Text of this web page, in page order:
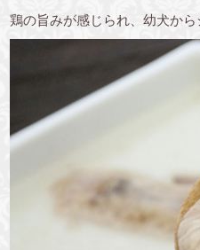
鶏の旨みが感じられ、幼犬か